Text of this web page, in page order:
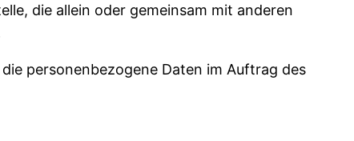
die allein oder gemeinsam mit anderen
personenbezogene Daten im Auftrag des